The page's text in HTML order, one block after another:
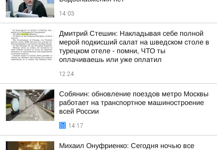
14:03
Дмитрий Стешин: Накладывая себе полной
мерой подкисший салат на шведском столе в
турецком отеле - помни, ЧТО ты
оплачиваешь или уже оплатил
12:24
Собянин: обновление поездов метро Москвы
работает на транспортное машиностроение
всей России
14:17
Михаил Онуфриенко: Сегодня ночью все